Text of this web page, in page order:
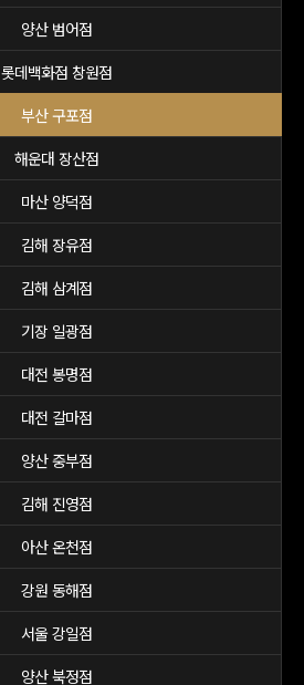
양산 범어점
롯데백화점 창원점
부산 구포점
해운대 장산점
마산 양덕점
김해 장유점
김해 삼계점
기장 일광점
대전 봉명점
대전 갈마점
양산 중부점
김해 진영점
아산 온천점
강원 동해점
서울 강일점
양산 북정점